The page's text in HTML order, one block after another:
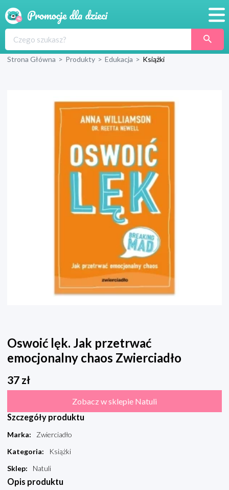
Produkty
Strona Główna > Produkty > Edukacja > Książki
Oswoić lęk. Jak przetrwać
emocjonalny chaos Zwierciadło
37 zł
Zobacz w sklepie Natuli
Szczegóły produktu
Marka:
Zwierciadło
Kategoria:
Książki
Sklep: Natuli
Opis produktu